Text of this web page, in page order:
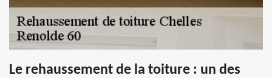
Le rehaussement de la toiture : un des